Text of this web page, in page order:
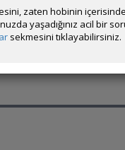
zaten hobinin
yaşadığınız acil bir
sekmesini tıklayabilirsiniz.